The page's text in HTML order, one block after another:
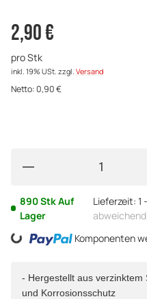
2,90 €
pro Stk
inkl. 19% USt. zzgl. Versand
Netto:0,90€
890 Stk Auf
Lager
Lieferzeit: 1
Loading... Komponenten
- Hergestellt aus
und Korrosionsschutz